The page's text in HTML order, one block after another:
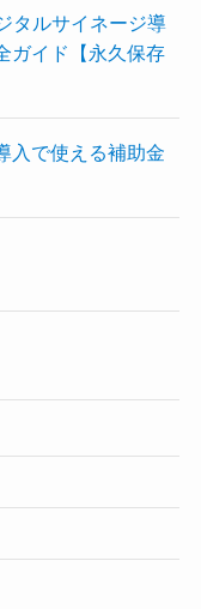
タルサイネージ導
ガイド【永久保存
入で使える補助金